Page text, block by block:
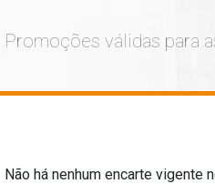
Promoções válidas para
Não há nenhum encarte vigente